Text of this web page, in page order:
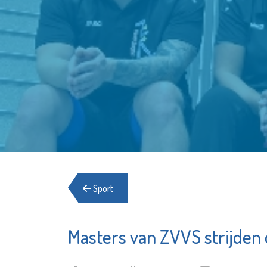
Sport
Masters van ZVVS
Schiedam